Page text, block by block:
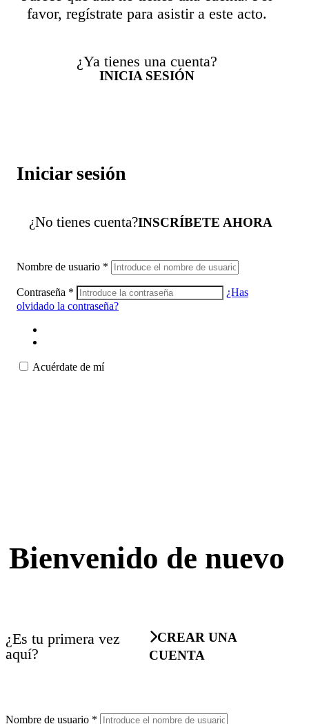
favor, regístrate para asistir a este acto.
¿Ya tienes una cuenta?
INICIA SESIÓN
Iniciar sesión
¿No tienes cuenta?INSCRÍBETE AHORA
Nombre de usuario *
Contraseña *
¿Has
olvidado la contraseña?
Acuérdate de mí
Bienvenido de nuevo
¿Es tu primera vez
aquí?
CREAR UNA
CUENTA
Nombre de usuario *